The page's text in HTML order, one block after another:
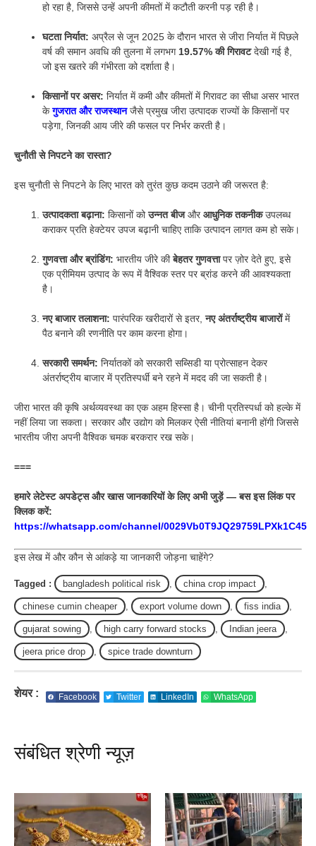
हो रहा है, जिससे उन्हें अपनी कीमतों में कटौती करनी पड़ रही है।
घटता निर्यात: अप्रैल से जून 2025 के दौरान भारत से जीरा निर्यात में पिछले
वर्ष की समान अवधि की तुलना में लगभग 19.57% की गिरावटदेखी गई है,
जो इस खतरे की गंभीरता को दर्शाता है।
किसानों पर असर: निर्यात में कमी और कीमतों में गिरावट का सीधा असर भारत
केगुजरात और राजस्थान जैसे प्रमुख जीरा उत्पादक राज्यों के किसानों पर
पड़ेगा, जिनकी आय जीरे की फसल पर निर्भर करती है।
चुनौती से निपटने का रास्ता?
इस चुनौती से निपटने के लिए भारत को तुरंत कुछ कदम उठाने की जरूरत है:
उत्पादकता बढ़ाना: किसानों कोउन्नत बीजऔरआधुनिक तकनीकउपलब्ध
कराकर प्रति हेक्टेयर उपज बढ़ानी चाहिए ताकि उत्पादन लागत कम हो सके।
गुणवत्ता और ब्रांडिंग: भारतीय जीरे कीबेहतर गुणवत्तापर ज़ोर देते हुए, इसे
एक प्रीमियम उत्पाद के रूप में वैश्विक स्तर पर ब्रांड करने की आवश्यकता
है।
नए बाजार तलाशना: पारंपरिक खरीदारों से इतर,नए अंतर्राष्ट्रीय बाजारोंमें
पैठ बनाने की रणनीति पर काम करना होगा।
सरकारी समर्थन: निर्यातकों को सरकारी सब्सिडी या प्रोत्साहन देकर
अंतर्राष्ट्रीय बाजार में प्रतिस्पर्धी बने रहने में मदद की जा सकती है।
जीरा भारत की कृषि अर्थव्यवस्था का एक अहम हिस्सा है। चीनी प्रतिस्पर्धा को हल्के में
नहीं लिया जा सकता। सरकार और उद्योग को मिलकर ऐसी नीतियां बनानी होंगी जिससे
भारतीय जीरा अपनी वैश्विक चमक बरकरार रख सके।
===
हमारे लेटेस्ट अपडेट्स और खास जानकारियों के लिए अभी जुड़ें — बस इस लिंक पर
क्लिक करें:
https://whatsapp.com/channel/0029Vb0T9JQ29759LPXk1C45
इस लेख में और कौन से आंकड़े या जानकारी जोड़ना चाहेंगे?
Tagged : bangladesh political risk china crop impact
chinese cumin cheaper export volume down fiss india
gujarat sowing high carry forward stocks Indian jeera
jeera price drop spice trade downturn
शेयर : Facebook Twitter LinkedIn WhatsApp
संबंधित श्रेणी न्यूज़